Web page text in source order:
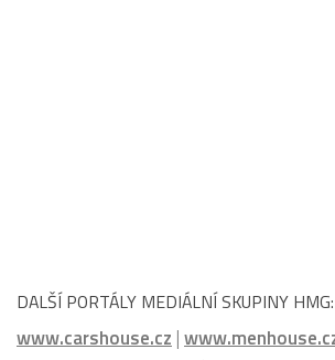
DALŠÍ PORTÁLY MEDIÁLNÍ SKUPINY HMG: